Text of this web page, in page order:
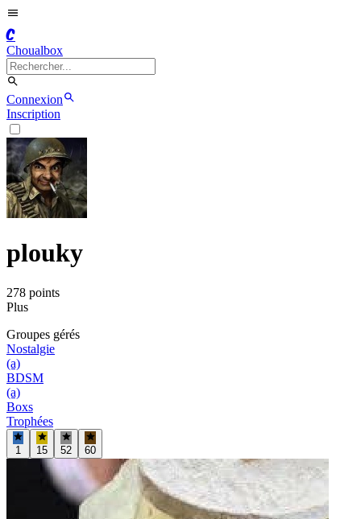
C
Choualbox
Connexion
Inscription
plouky
278 points
Plus
Groupes gérés
Nostalgie
(a)
BDSM
(a)
Boxs
Trophées
1 15 52 60